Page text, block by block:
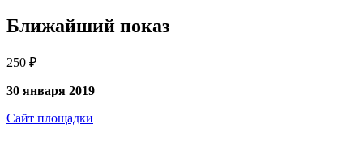
Ближайший показ
250 ₽
30 января 2019
Сайт площадки